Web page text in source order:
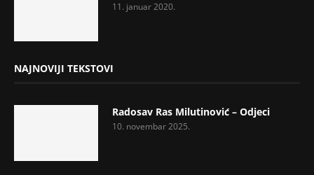
11. januar 2020.
NAJNOVIJI TEKSTOVI
Radosav Ras Milutinović – Odjeci
10. novembar 2025.